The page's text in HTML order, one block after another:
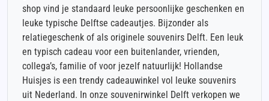
shop vind je standaard leuke persoonlijke geschenken en
leuke typische Delftse cadeautjes. Bijzonder als
relatiegeschenk of als originele souvenirs Delft. Een leuk
en typisch cadeau voor een buitenlander, vrienden,
collega’s, familie of voor jezelf natuurlijk! Hollandse
Huisjes is een trendy cadeauwinkel vol leuke souvenirs
uit Nederland. In onze souvenirwinkel Delft verkopen we